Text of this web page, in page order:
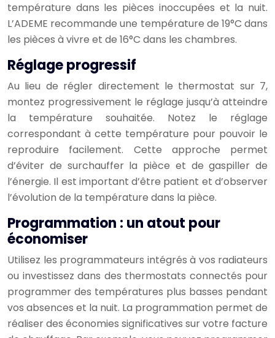
température dans les pièces inoccupées et la nuit.
L’ADEME recommande une température de 19°C dans
les pièces à vivre et de 16°C dans les chambres.
Réglage progressif
Au lieu de régler directement le thermostat sur 7,
montez progressivement le réglage jusqu’à atteindre
la température souhaitée. Notez le réglage
correspondant à cette température pour pouvoir le
reproduire facilement. Cette approche permet
d’éviter de surchauffer la pièce et de gaspiller de
l’énergie. Il est important d’être patient et d’observer
l’évolution de la température dans la pièce.
Programmation : un atout pour
économiser
Utilisez les programmateurs intégrés à vos radiateurs
ou investissez dans des thermostats connectés pour
programmer des températures plus basses pendant
vos absences et la nuit. La programmation permet de
réaliser des économies significatives sur votre facture